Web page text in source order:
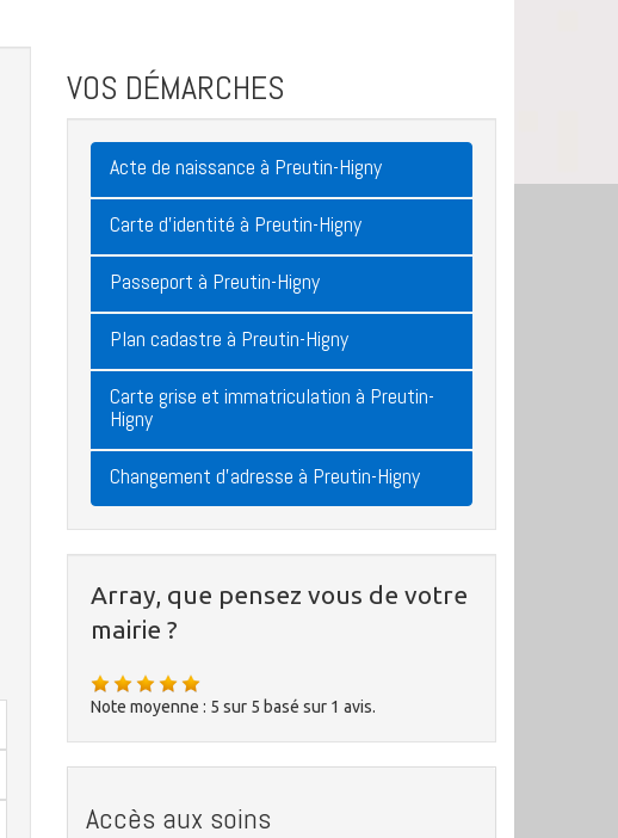
VOS DÉMARCHES
Acte de naissance à Preutin-Higny
Carte d'identité à Preutin-Higny
Passeport à Preutin-Higny
Plan cadastre à Preutin-Higny
Carte grise et immatriculation à Preutin-
Higny
Changement d'adresse à Preutin-Higny
Array, que pensez vous de votre
mairie ?
Note moyenne : 5 sur 5 basé sur 1 avis.
Accès aux soins